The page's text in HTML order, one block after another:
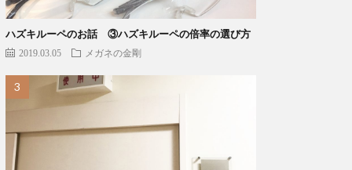
ハズキルーペのお話 ③ハズキルーペの倍率の選び方
2019.03.05 メガネの金剛